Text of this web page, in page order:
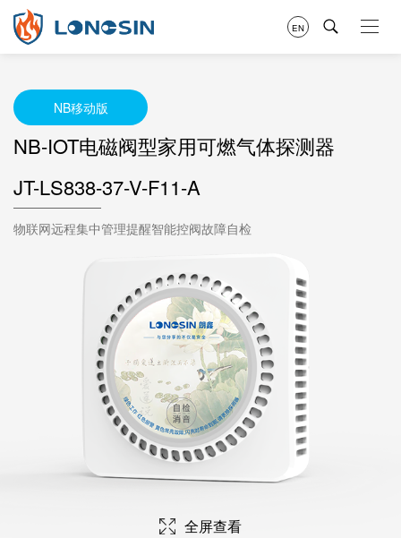
EN
NB移动版
NB-IOT电磁阀型家用可燃气体探测器
JT-LS838-37-V-F11-A
物联网远程集中管理提醒智能控阀故障自检
全屏查看